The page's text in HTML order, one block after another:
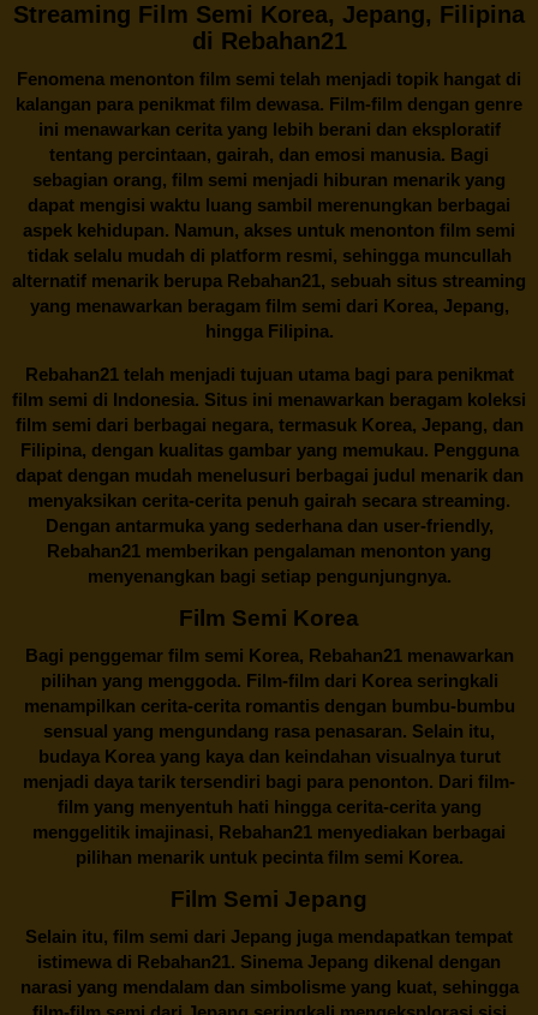
Streaming Film Semi Korea, Jepang, Filipina
di Rebahan21
Fenomena menonton film semi telah menjadi topik hangat di
kalangan para penikmat film dewasa. Film-film dengan genre
ini menawarkan cerita yang lebih berani dan eksploratif
tentang percintaan, gairah, dan emosi manusia. Bagi
sebagian orang, film semi menjadi hiburan menarik yang
dapat mengisi waktu luang sambil merenungkan berbagai
aspek kehidupan. Namun, akses untuk menonton film semi
tidak selalu mudah di platform resmi, sehingga muncullah
alternatif menarik berupa Rebahan21, sebuah situs streaming
yang menawarkan beragam film semi dari Korea, Jepang,
hingga Filipina.
Rebahan21telah menjadi tujuan utama bagi para penikmat
film semi di Indonesia. Situs ini menawarkan beragam koleksi
film semi dari berbagai negara, termasuk Korea, Jepang, dan
Filipina, dengan kualitas gambar yang memukau. Pengguna
dapat dengan mudah menelusuri berbagai judul menarik dan
menyaksikan cerita-cerita penuh gairah secara streaming.
Dengan antarmuka yang sederhana dan user-friendly,
Rebahan21 memberikan pengalaman menonton yang
menyenangkan bagi setiap pengunjungnya.
Film Semi Korea
Bagi penggemar film semi Korea, Rebahan21menawarkan
pilihan yang menggoda. Film-film dari Korea seringkali
menampilkan cerita-cerita romantis dengan bumbu-bumbu
sensual yang mengundang rasa penasaran. Selain itu,
budaya Korea yang kaya dan keindahan visualnya turut
menjadi daya tarik tersendiri bagi para penonton. Dari film-
film yang menyentuh hati hingga cerita-cerita yang
menggelitik imajinasi, Rebahan21 menyediakan berbagai
pilihan menarik untuk pecinta film semi Korea.
Film Semi Jepang
Selain itu, film semi dari Jepang juga mendapatkan tempat
istimewa di Rebahan21. Sinema Jepang dikenal dengan
narasi yang mendalam dan simbolisme yang kuat, sehingga